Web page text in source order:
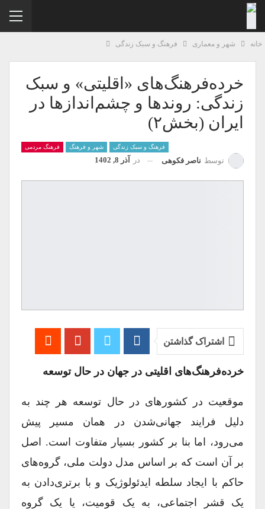
شهر و معماری فرهنگ و سبک زندگی
خرده‌فرهنگ‌های «اقلیتی» و سبک
زندگی: روند‌ها و چشم‌اندازها در
ایران (بخش۲)
فرهنگ و سبک زندگی شهر و فرهنگ فرهنگ مردمی
توسطناصر فکوهی درآذر 8, 1402
اشتراک گذاشتن
خرده‌فرهنگ‌های اقلیتی در جهان در حال توسعه
موقعیت در کشورهای در حال توسعه هر چند به
دلیل فرایند جهانی‌شدن در همان مسیر پیش
می‌رود، اما بنا بر کشور بسیار متفاوت است. اصل
بر آن است که بر اساس مدل دولت ملی‌، گروه‌های
حاکم با ایجاد سلطه ایدئولوژیک و با برتری‌دادن به
یک قشر اجتماعی، به یک قومیت، یا یک گروه